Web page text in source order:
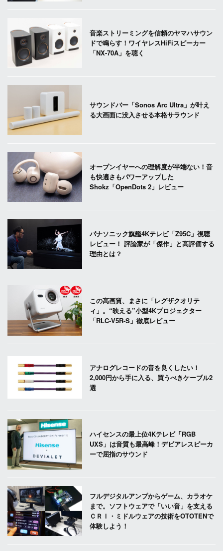
音楽ストリーミングを信頼のヤマハサウン
ドで鳴らす！ワイヤレスHiFiスピーカー
「NX-70A」を聴く
サウンドバー「Sonos Arc Ultra」が叶え
る大画面に没入させる本格サラウンド
オープンイヤーへの理解度が半端ない！音
も快適さもパワーアップした
Shokz「OpenDots 2」レビュー
パナソニック旗艦4Kテレビ「Z95C」視聴
レビュー！ 評論家が「傑作」と高評価する
理由とは？
この高画質、まさに「レグザクオリテ
ィ」。“映える”小型4Kプロジェクター
「RLC-V5R-S」徹底レビュー
アナログレコードの音を良くしたい！
2,000円から手に入る、買うべきケーブル2
選
ハイセンスの最上位4Kテレビ「RGB
UXS」は音質も最高峰！デビアレスピーカ
ーで屈指のサウンド
フルデジタルアンプからゲーム、カラオケ
まで。ソフトウェアで「いい音」を支える
ＣＲＩ・ミドルウェアの技術をOTOTENで
体験しよう！